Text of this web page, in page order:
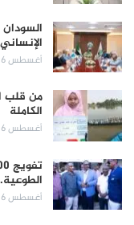
السودان
أغسطس 6, 2026
من قلب
الكاملة
أغسطس 6, 2026
أغسطس 6, 2026